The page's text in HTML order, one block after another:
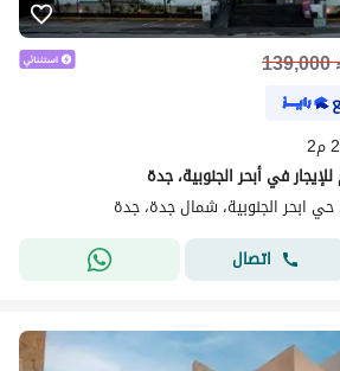
139,000
حي ابحر الجنوبية، شمال جدة، جدة
اتصال